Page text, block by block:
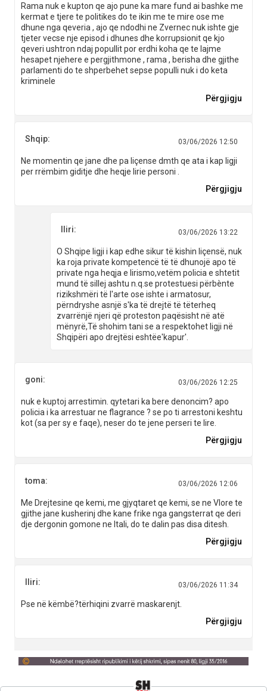
Rama nuk e kupton qe ajo pune ka mare fund ai bashke me
kermat e tjere te politikes do te ikin me te mire ose me
dhune nga qeveria , ajo qe ndodhi ne Zvernec nuk ishte gje
tjeter vecse nje episod i dhunes dhe korrupsionit qe kjo
qeveri ushtron ndaj popullit por erdhi koha qe te lajme
hesapet njehere e pergjithmone , rama , berisha dhe gjithe
parlamenti do te shperbehet sepse populli nuk i do keta
kriminele
Përgjigju
Shqip: 03/06/2026 12:50
Ne momentin qe jane dhe pa liçense dmth qe ata i kap ligji
per rrëmbim giditje dhe heqje lirie personi .
Përgjigju
Iliri: 03/06/2026 13:22
O Shqipe ligji i kap edhe sikur të kishin liçensë, nuk
ka roja private kompetencë të të dhunojë apo të
private nga heqja e lirismo,vetëm policia e shtetit
mund të sillej ashtu n.q.se protestuesi përbènte
rizikshmëri të l'arte ose ishte i armatosur,
përndryshe asnjë s'ka të drejtë të tëterheq
zvarrënjë njeri që proteston paqësisht në atë
mënyrë,Të shohim tani se a respektohet ligji në
Shqipëri apo drejtësi eshtëe'kapur'.
goni: 03/06/2026 12:25
nuk e kuptoj arrestimin. qytetari ka bere denoncim? apo
policia i ka arrestuar ne flagrance ? se po ti arrestoni keshtu
kot (sa per sy e faqe), neser do te jene perseri te lire.
Përgjigju
toma: 03/06/2026 12:06
Me Drejtesine qe kemi, me gjyqtaret qe kemi, se ne Vlore te
gjithe jane kusherinj dhe kane frike nga gangsterrat qe deri
dje dergonin gomone ne Itali, do te dalin pas disa ditesh.
Përgjigju
Iliri: 03/06/2026 11:34
Pse në këmbë?tërhiqini zvarrë maskarenjt.
Përgjigju